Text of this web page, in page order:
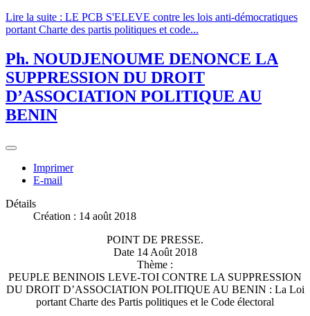
Lire la suite : LE PCB S'ELEVE contre les lois anti-démocratiques
portant Charte des partis politiques et code...
Ph. NOUDJENOUME DENONCE LA
SUPPRESSION DU DROIT
D’ASSOCIATION POLITIQUE AU
BENIN
Imprimer
E-mail
Détails
Création : 14 août 2018
POINT DE PRESSE.
Date 14 Août 2018
Thème :
PEUPLE BENINOIS LEVE-TOI CONTRE LA SUPPRESSION
DU DROIT D’ASSOCIATION POLITIQUE AU BENIN : La Loi
portant Charte des Partis politiques et le Code électoral